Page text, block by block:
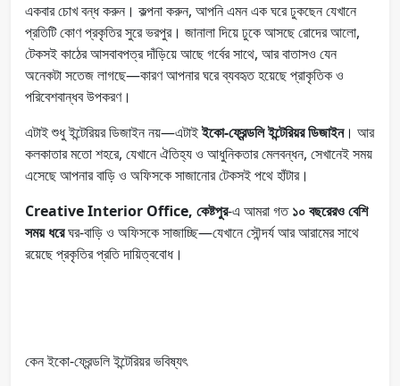
একবার চোখ বন্ধ করুন। কল্পনা করুন, আপনি এমন এক ঘরে ঢুকছেন যেখানে
প্রতিটি কোণ প্রকৃতির সুরে ভরপুর। জানালা দিয়ে ঢুকে আসছে রোদের আলো,
টেকসই কাঠের আসবাবপত্র দাঁড়িয়ে আছে গর্বের সাথে, আর বাতাসও যেন
অনেকটা সতেজ লাগছে—কারণ আপনার ঘরে ব্যবহৃত হয়েছে প্রাকৃতিক ও
পরিবেশবান্ধব উপকরণ।
এটাই শুধু ইন্টেরিয়র ডিজাইন নয়—এটাইইকো-ফ্রেন্ডলি ইন্টেরিয়র ডিজাইন। আর
কলকাতার মতো শহরে, যেখানে ঐতিহ্য ও আধুনিকতার মেলবন্ধন, সেখানেই সময়
এসেছে আপনার বাড়ি ও অফিসকে সাজানোর টেকসই পথে হাঁটার।
Creative Interior Office, কেষ্টপুর-এ আমরা গত১০ বছরেরও বেশি
সময় ধরেঘর-বাড়ি ও অফিসকে সাজাচ্ছি—যেখানে সৌন্দর্য আর আরামের সাথে
রয়েছে প্রকৃতির প্রতি দায়িত্ববোধ।
কেন ইকো-ফ্রেন্ডলি ইন্টেরিয়র ভবিষ্যৎ